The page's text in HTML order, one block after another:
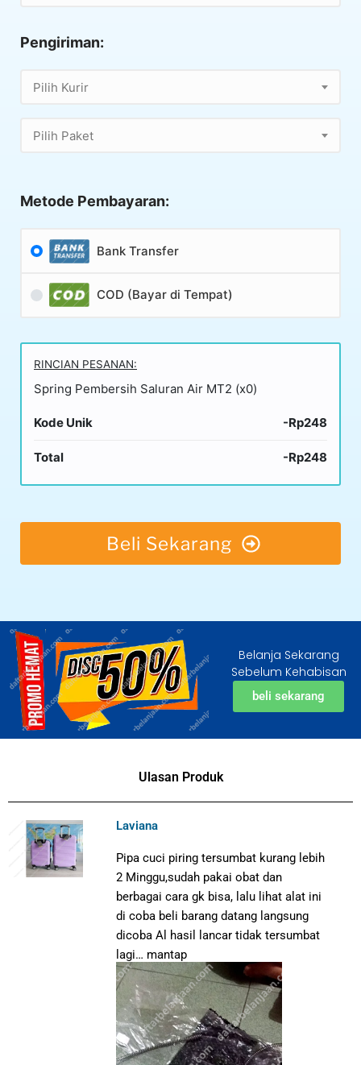
Pengiriman:
Pilih Kurir
Pilih Paket
Metode Pembayaran:
Bank Transfer
COD (Bayar di Tempat)
RINCIAN PESANAN:
Spring Pembersih Saluran Air MT2 (x0)
Kode Unik -Rp248
Total -Rp248
Beli Sekarang
Belanja Sekarang
Sebelum Kehabisan
beli sekarang
Ulasan Produk
Laviana
Pipa cuci piring tersumbat kurang lebih
2 Minggu,sudah pakai obat dan
berbagai cara gk bisa, lalu lihat alat ini
di coba beli barang datang langsung
dicoba Al hasil lancar tidak tersumbat
lagi… mantap